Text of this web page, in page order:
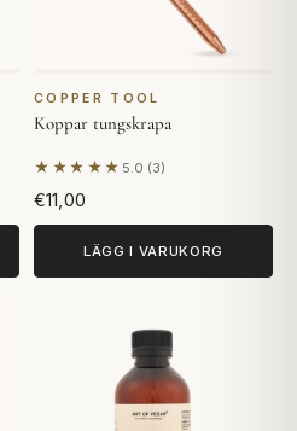
COPPER TOOL
Koppar tungskrapa
★★★★★ 5.0 (3)
Baserat på 3 recensioner
€11,00
LÄGG I VARUKORG